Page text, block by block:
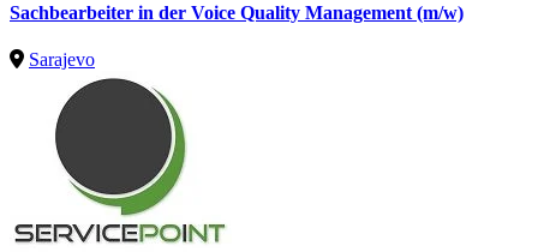
Sachbearbeiter in der Voice Quality Management (m/w)
Sarajevo